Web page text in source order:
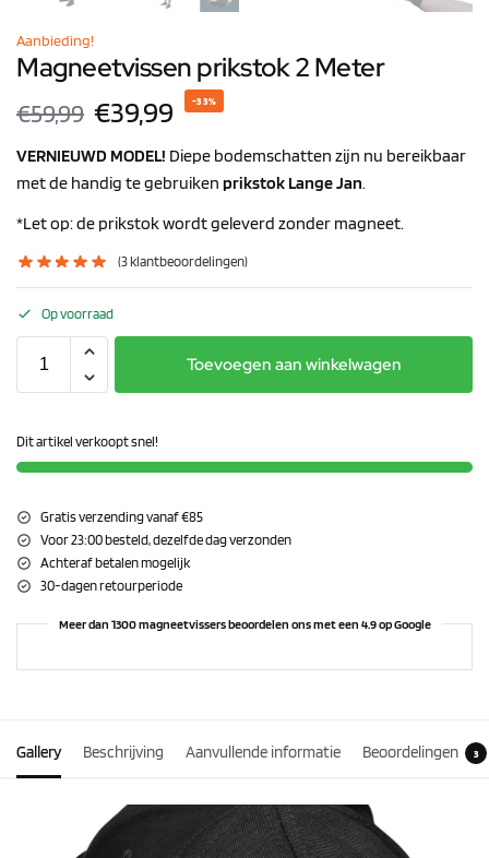
Aanbieding!
Magneetvissen prikstok 2 Meter
€59,99 €39,99 -33%
VERNIEUWD MODEL! Diepe bodemschatten zijn nu bereikbaar
met de handig te gebruiken prikstok Lange Jan.
*Let op: de prikstok wordt geleverd zonder magneet.
(3klantbeoordelingen)
Op voorraad
Toevoegen aan winkelwagen
Dit artikel verkoopt snel!
Gratis verzending vanaf €85
Voor 23:00 besteld, dezelfde dag verzonden
Achteraf betalen mogelijk
30-dagen retourperiode
Meer dan 1300 magneetvissers beoordelen ons met een 4.9 op Google
Gallery Beschrijving Aanvullende informatie Beoordelingen 3